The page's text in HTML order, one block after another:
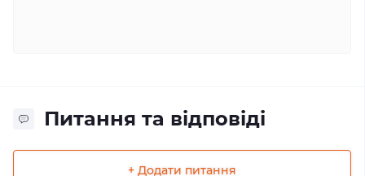
Питання та відповіді
+ Додати питання